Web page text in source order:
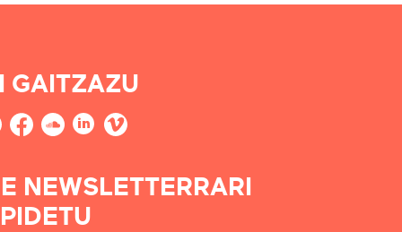
GAITZAZU
NEWSLETTERRARI